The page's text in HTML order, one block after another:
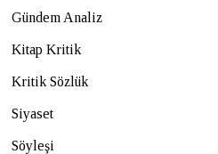
Gündem Analiz
Kitap Kritik
Kritik Sözlük
Siyaset
Söyleşi